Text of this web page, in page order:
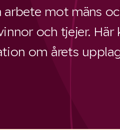
arbete mot mäns
och tjejer. Här
om årets